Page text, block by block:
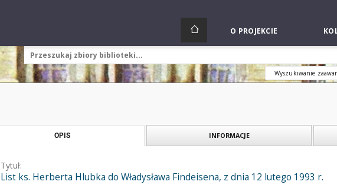
O PROJEKCIE
Wyszukiwanie
OPIS INFORMACJE
Tytuł:
List ks. Herberta Hlubka do Władysława Findeisena, z dnia 12 lutego 1993 r.